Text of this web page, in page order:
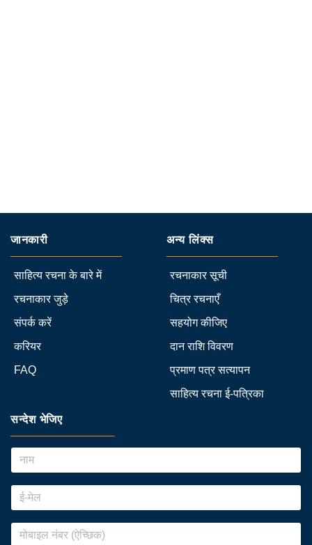
जानकारी
साहित्य रचना के बारे में
रचनाकार जुड़े
संपर्क करें
करियर
FAQ
अन्य लिंक्स
रचनाकार सूची
चित्र रचनाएँ
सहयोग कीजिए
दान राशि विवरण
प्रमाण पत्र सत्यापन
साहित्य रचना ई-पत्रिका
सन्देश भेजिए